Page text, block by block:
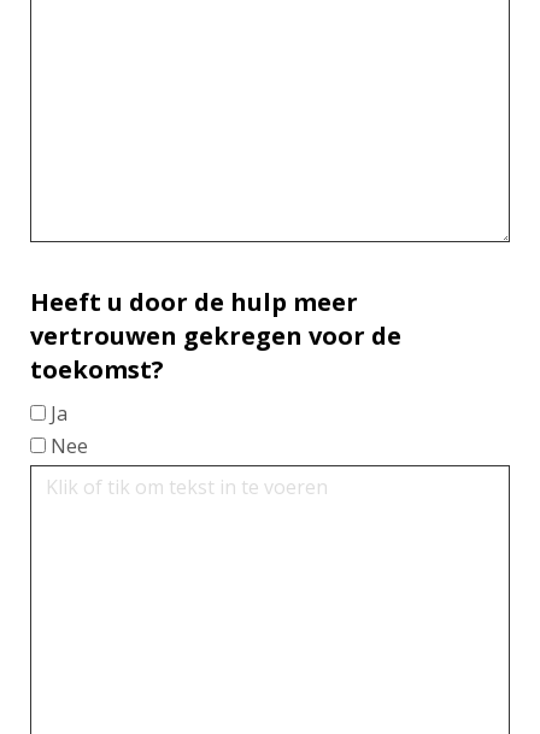
Heeft u door de hulp meer
vertrouwen gekregen voor de
toekomst?
Ja
Nee